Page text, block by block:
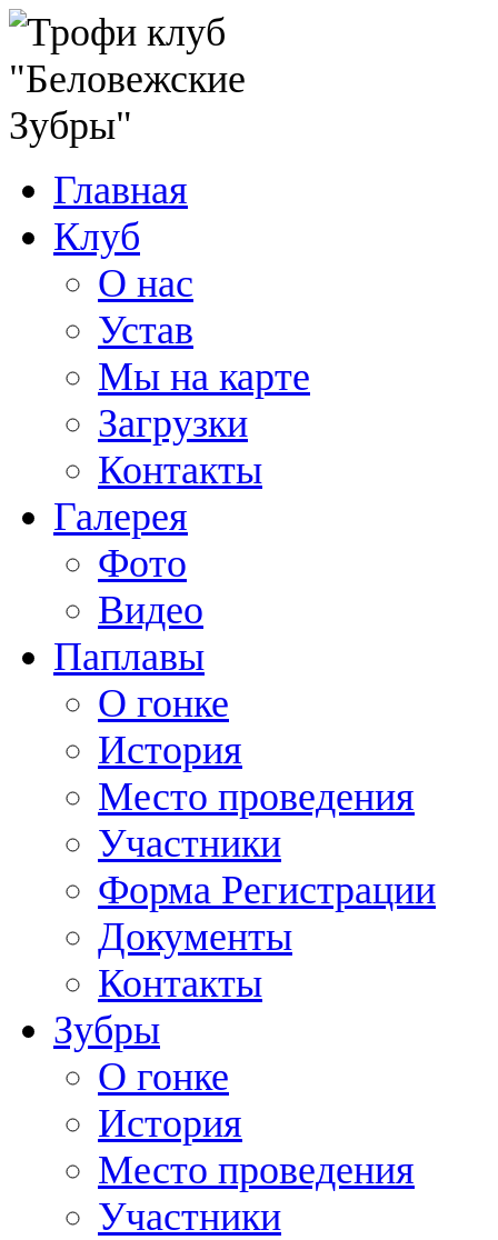
Главная
Клуб
О нас
Устав
Мы на карте
Загрузки
Контакты
Галерея
Фото
Видео
Паплавы
О гонке
История
Место проведения
Участники
Форма Регистрации
Документы
Контакты
Зубры
О гонке
История
Место проведения
Участники